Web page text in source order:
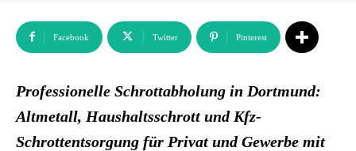
Facebook Twitter Pinterest
Professionelle Schrottabholung in Dortmund:
Altmetall, Haushaltsschrott und Kfz-
Schrottentsorgung für Privat und Gewerbe mit